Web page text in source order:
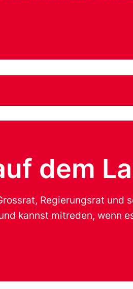
dem
Regierungsrat und
kannst mitreden, wenn